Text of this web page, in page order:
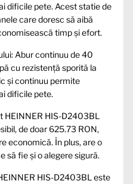
dificile pete. Acest statie de
care doresc să aibă
timp și efort.
Abur continuu de 40
cu rezistență sporită la
și continuu permite
dificile pete.
HEINNER HIS-D2403BL
de doar 625.73 RON,
economică. În plus, are o
să fie și o alegere sigură.
HIS-D2403BL este